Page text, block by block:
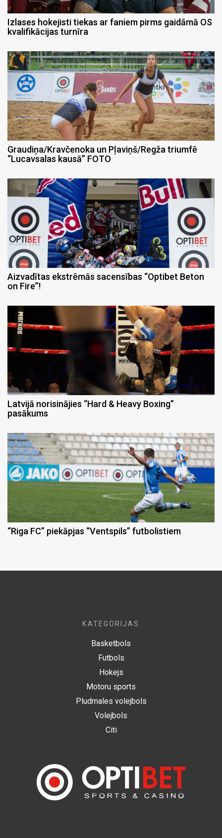
Izlases hokejisti tiekas ar faniem pirms gaidāmā OS
kvalifikācijas turnīra
Graudiņa/Kravčenoka un Pļaviņš/Regža triumfē
“Lucavsalas kausā” FOTO
Aizvadītas ekstrēmās sacensības “Optibet Beton
on Fire”!
Latvijā norisinājies “Hard & Heavy Boxing”
pasākums
“Riga FC” piekāpjas “Ventspils” futbolistiem
KATEGORIJAS
Basketbols
Futbols
Hokejs
Motoru sports
Pludmales volejbols
Volejbols
Citi